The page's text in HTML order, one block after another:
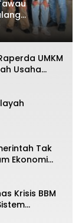
UMKM
Usaha
Tak
Ekonomi
Krisis BBM